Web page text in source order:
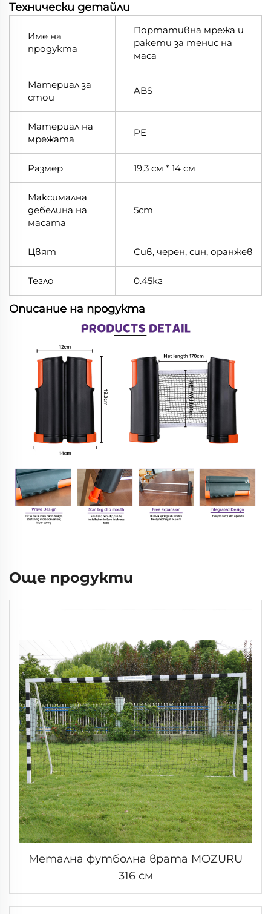
Технически детайли
Име на
продукта
Портативна мрежа и
ракети за тенис на
маса
Материал за
стои
ABS
Материал на
мрежата
PE
Размер 19,3 см * 14 см
Максимална
дебелина на
масата
5cm
Цвят Сив, черен, син, оранжев
Тегло 0.45кг
Описание на продукта
Още продукти
Метална футболна врата MOZURU
316 см